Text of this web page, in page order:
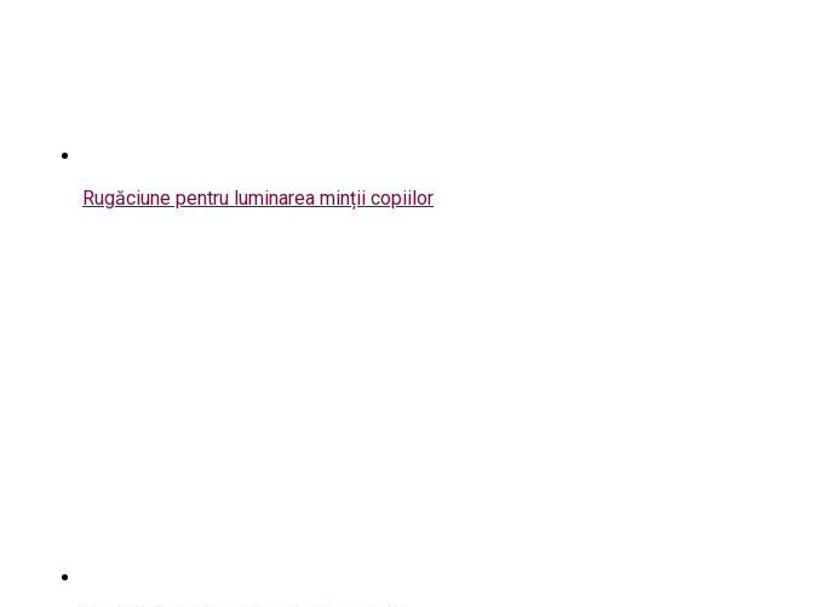
Rugăciune pentru luminarea minții copiilor